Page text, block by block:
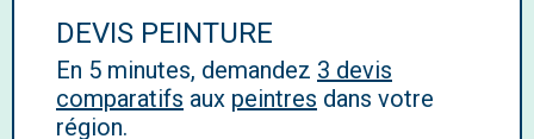
DEVIS PEINTURE
En 5 minutes, demandez 3 devis
comparatifs aux peintres dans votre
région.